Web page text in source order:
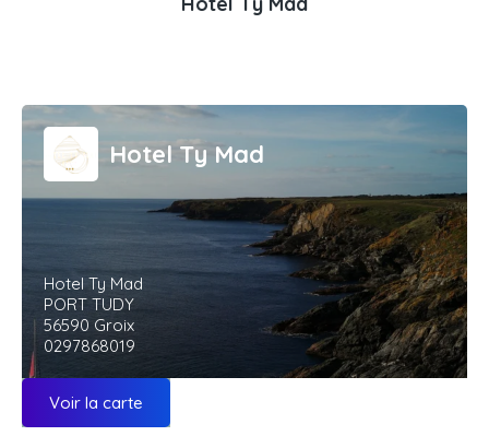
Hotel Ty Mad
Hotel Ty Mad
PORT TUDY
56590 Groix
0297868019
Voir la carte